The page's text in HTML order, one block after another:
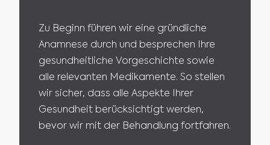
Zu Beginn führen wir eine gründliche
Anamnese durch und besprechen Ihre
gesundheitliche Vorgeschichte sowie
alle relevanten Medikamente. So stellen
wir sicher, dass alle Aspekte Ihrer
Gesundheit berücksichtigt werden,
bevor wir mit der Behandlung fortfahren.